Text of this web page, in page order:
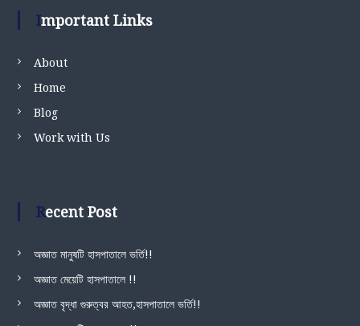
Important Links
About
Home
Blog
Work with Us
Recent Post
অজ্ঞাত মানুষটি হাসপাতালে ভর্তি!!
অজ্ঞাত মেয়েটি হাসপাতালে !!
অজ্ঞাত বৃদ্ধা গুরুত্বর আহত,হাসপাতালে ভর্তি!!